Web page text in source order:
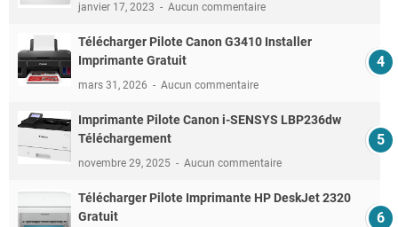
janvier 17, 2023 Aucun commentaire
Télécharger Pilote Canon G3410 Installer
Imprimante Gratuit
mars 31, 2026 Aucun commentaire
Imprimante Pilote Canon i-SENSYS LBP236dw
Téléchargement
novembre 29, 2025 Aucun commentaire
Télécharger Pilote Imprimante HP DeskJet 2320
Gratuit